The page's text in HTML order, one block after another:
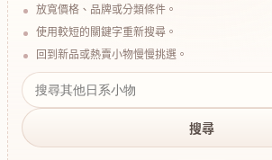
放寬價格、品牌或分類條件。
使用較短的關鍵字重新搜尋。
回到新品或熱賣小物慢慢挑選。
搜尋